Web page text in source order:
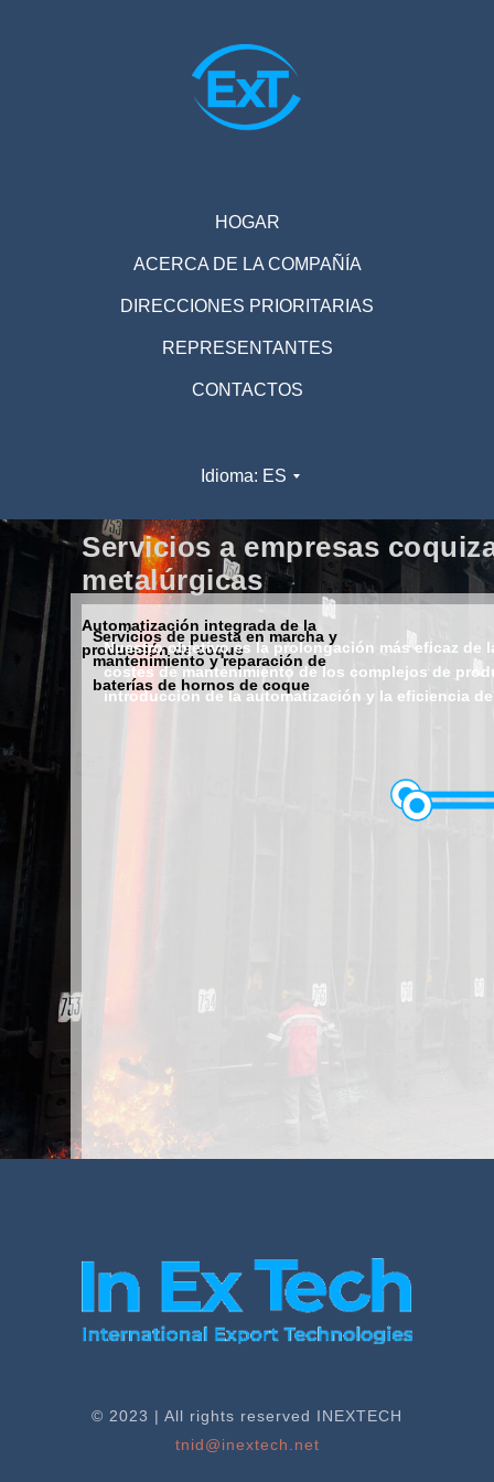
HOGAR
ACERCA DE LA COMPAÑÍA
DIRECCIONES PRIORITARIAS
REPRESENTANTES
CONTACTOS
Idioma: ES
Servicios a empresas
metalúrgicas
Automatización integrada de la
producción de coque
Servicios de puesta en marcha y
mantenimiento y reparación de
baterías de hornos de coque
Nuestro objetivo es la prolongación más eficaz de
costes de mantenimiento de los complejos de
introducción de la automatización y la eficiencia
© 2023 | All rights reserved INEXTECH
tnid@inextech.net